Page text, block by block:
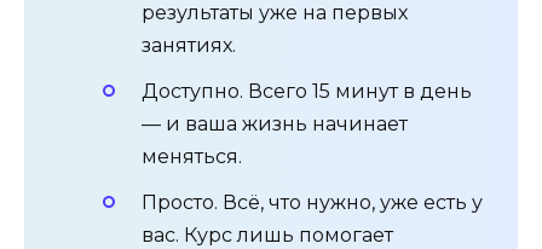
результаты уже на первых
занятиях.
Доступно. Всего 15 минут в день
— и ваша жизнь начинает
меняться.
Просто. Всё, что нужно, уже есть у
вас. Курс лишь помогает